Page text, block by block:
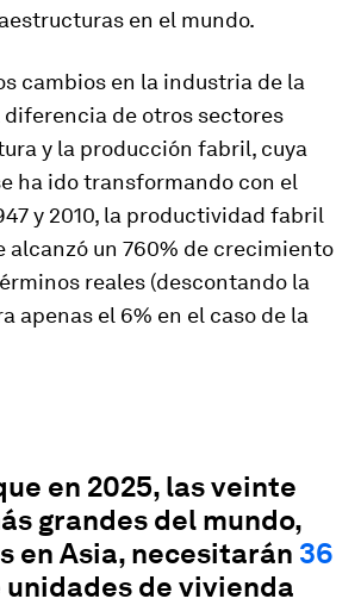
en el mundo.
cambios en la industria de la
de otros sectores
y la producción fabril, cuya
ha ido transformando con el
y 2010, la productividad fabril
alcanzó un 760% de crecimiento
reales (descontando la
apenas el 6% en el caso de la
en 2025, las veinte
grandes del mundo,
en Asia, necesitarán 36
unidades de vivienda